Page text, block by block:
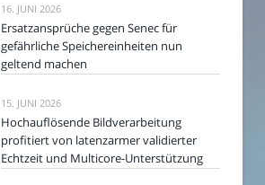
16. JUNI 2026
Ersatzansprüche gegen Senec für
gefährliche Speichereinheiten nun
geltend machen
15. JUNI 2026
Hochauflösende Bildverarbeitung
profitiert von latenzarmer validierter
Echtzeit und Multicore-Unterstützung